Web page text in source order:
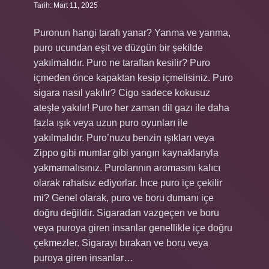
Tarih: Mart 11, 2025
Puronun hangi tarafı yanar? Yanma ve yanma,
puro ucundan eşit ve düzgün bir şekilde
yakılmalıdır. Puro ne taraftan kesilir? Puro
içmeden önce kapaktan kesip içmelisiniz. Puro
sigara nasıl yakılır? Cigo sadece kokusuz
ateşle yakılır! Puro her zaman dil gazı ile daha
fazla ışık veya uzun puro oyunları ile
yakılmalıdır. Puro’nuzu benzin ışıkları veya
Zippo gibi mumlar gibi yangın kaynaklarıyla
yakmamalısınız. Purolarının aromasını kalıcı
olarak rahatsız ediyorlar. İnce puro içe çekilir
mi? Genel olarak, puro ve boru dumanı içe
doğru değildir. Sigaradan vazgeçen ve boru
veya puroya giren insanlar genellikle içe doğru
çekmezler. Sigarayı bırakan ve boru veya
puroya giren insanlar…